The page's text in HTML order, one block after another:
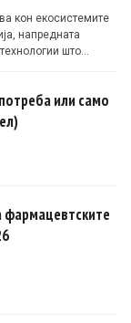
кон екосистемите
напредната
што
или само
фармацевтските